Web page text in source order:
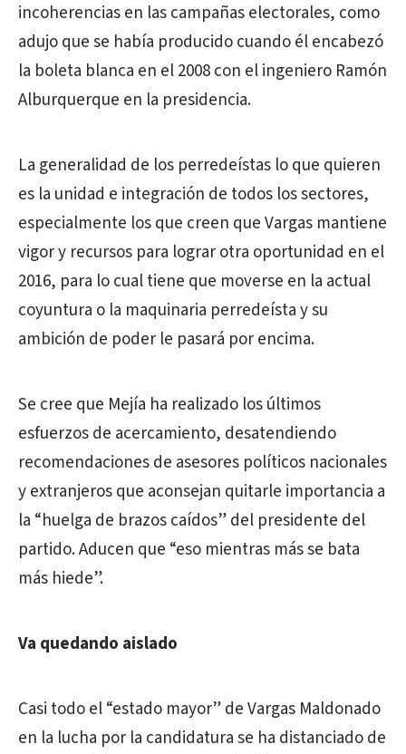
incoherencias en las campañas electorales, como
adujo que se había producido cuando él encabezó
la boleta blanca en el 2008 con el ingeniero Ramón
Alburquerque en la presidencia.
La generalidad de los perredeístas lo que quieren
es la unidad e integración de todos los sectores,
especialmente los que creen que Vargas mantiene
vigor y recursos para lograr otra oportunidad en el
2016, para lo cual tiene que moverse en la actual
coyuntura o la maquinaria perredeísta y su
ambición de poder le pasará por encima.
Se cree que Mejía ha realizado los últimos
esfuerzos de acercamiento, desatendiendo
recomendaciones de asesores políticos nacionales
y extranjeros que aconsejan quitarle importancia a
la “huelga de brazos caídos” del presidente del
partido. Aducen que “eso mientras más se bata
más hiede”.
Va quedando aislado
Casi todo el “estado mayor” de Vargas Maldonado
en la lucha por la candidatura se ha distanciado de